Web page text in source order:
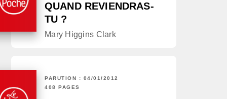
QUAND REVIENDRAS-
TU ?
Mary Higgins Clark
PARUTION : 04/01/2012
408 PAGES